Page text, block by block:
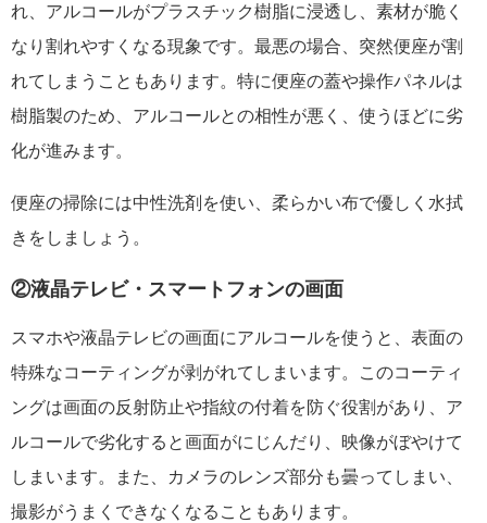
れ、アルコールがプラスチック樹脂に浸透し、素材が脆く
なり割れやすくなる現象です。最悪の場合、突然便座が割
れてしまうこともあります。特に便座の蓋や操作パネルは
樹脂製のため、アルコールとの相性が悪く、使うほどに劣
化が進みます。
便座の掃除には中性洗剤を使い、柔らかい布で優しく水拭
きをしましょう。
②液晶テレビ・スマートフォンの画面
スマホや液晶テレビの画面にアルコールを使うと、表面の
特殊なコーティングが剥がれてしまいます。このコーティ
ングは画面の反射防止や指紋の付着を防ぐ役割があり、ア
ルコールで劣化すると画面がにじんだり、映像がぼやけて
しまいます。また、カメラのレンズ部分も曇ってしまい、
撮影がうまくできなくなることもあります。